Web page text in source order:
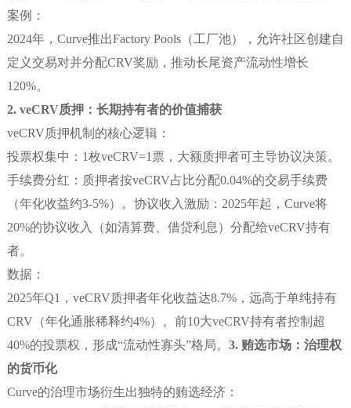
案例：
2024年，Curve推出Factory Pools（工厂池），允许社区创建自
定义交易对并分配CRV奖励，推动长尾资产流动性增长
120%。
2. veCRV质押：长期持有者的价值捕获
veCRV质押机制的核心逻辑：
投票权集中：1枚veCRV=1票，大额质押者可主导协议决策。
手续费分红：质押者按veCRV占比分配0.04%的交易手续费
（年化收益约3-5%）。协议收入激励：2025年起，Curve将
20%的协议收入（如清算费、借贷利息）分配给veCRV持有
者。
数据：
2025年Q1，veCRV质押者年化收益达8.7%，远高于单纯持有
CRV（年化通胀稀释约4%）。前10大veCRV持有者控制超
40%的投票权，形成“流动性寡头”格局。 3. 贿选市场：治理权
的货币化
Curve的治理市场衍生出独特的贿选经济：